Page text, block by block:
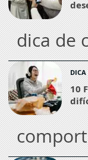
dica de
DICA
10